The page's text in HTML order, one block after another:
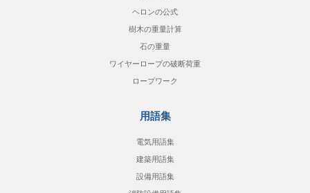
ヘロンの公式
樹木の重量計算
石の重量
ワイヤーロープの破断荷重
ロープワーク
用語集
電気用語集
建築用語集
設備用語集